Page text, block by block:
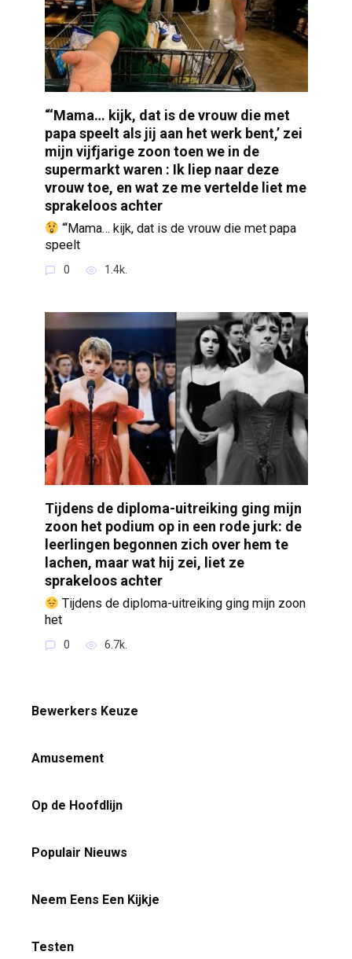
“‘Mama… kijk, dat is de vrouw die met
papa speelt als jij aan het werk bent,’ zei
mijn vijfjarige zoon toen we in de
supermarkt waren : Ik liep naar deze
vrouw toe, en wat ze me vertelde liet me
sprakeloos achter
“‘Mama… kijk, dat is de vrouw die met papa
speelt
0 1.4k.
Tijdens de diploma-uitreiking ging mijn
zoon het podium op in een rode jurk: de
leerlingen begonnen zich over hem te
lachen, maar wat hij zei, liet ze
sprakeloos achter
Tijdens de diploma-uitreiking ging mijn zoon
het
0 6.7k.
Bewerkers Keuze
Amusement
Op de Hoofdlijn
Populair Nieuws
Neem Eens Een Kijkje
Testen